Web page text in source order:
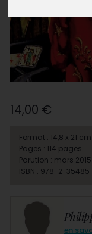
en
14,00 €
Format : 14,8 x 21 cm
Pages : 114 pages
Parution : mars 2015
ISBN : 978-2-